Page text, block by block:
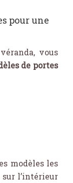
pour une
vous
de portes
modèles les
sur l’intérieur